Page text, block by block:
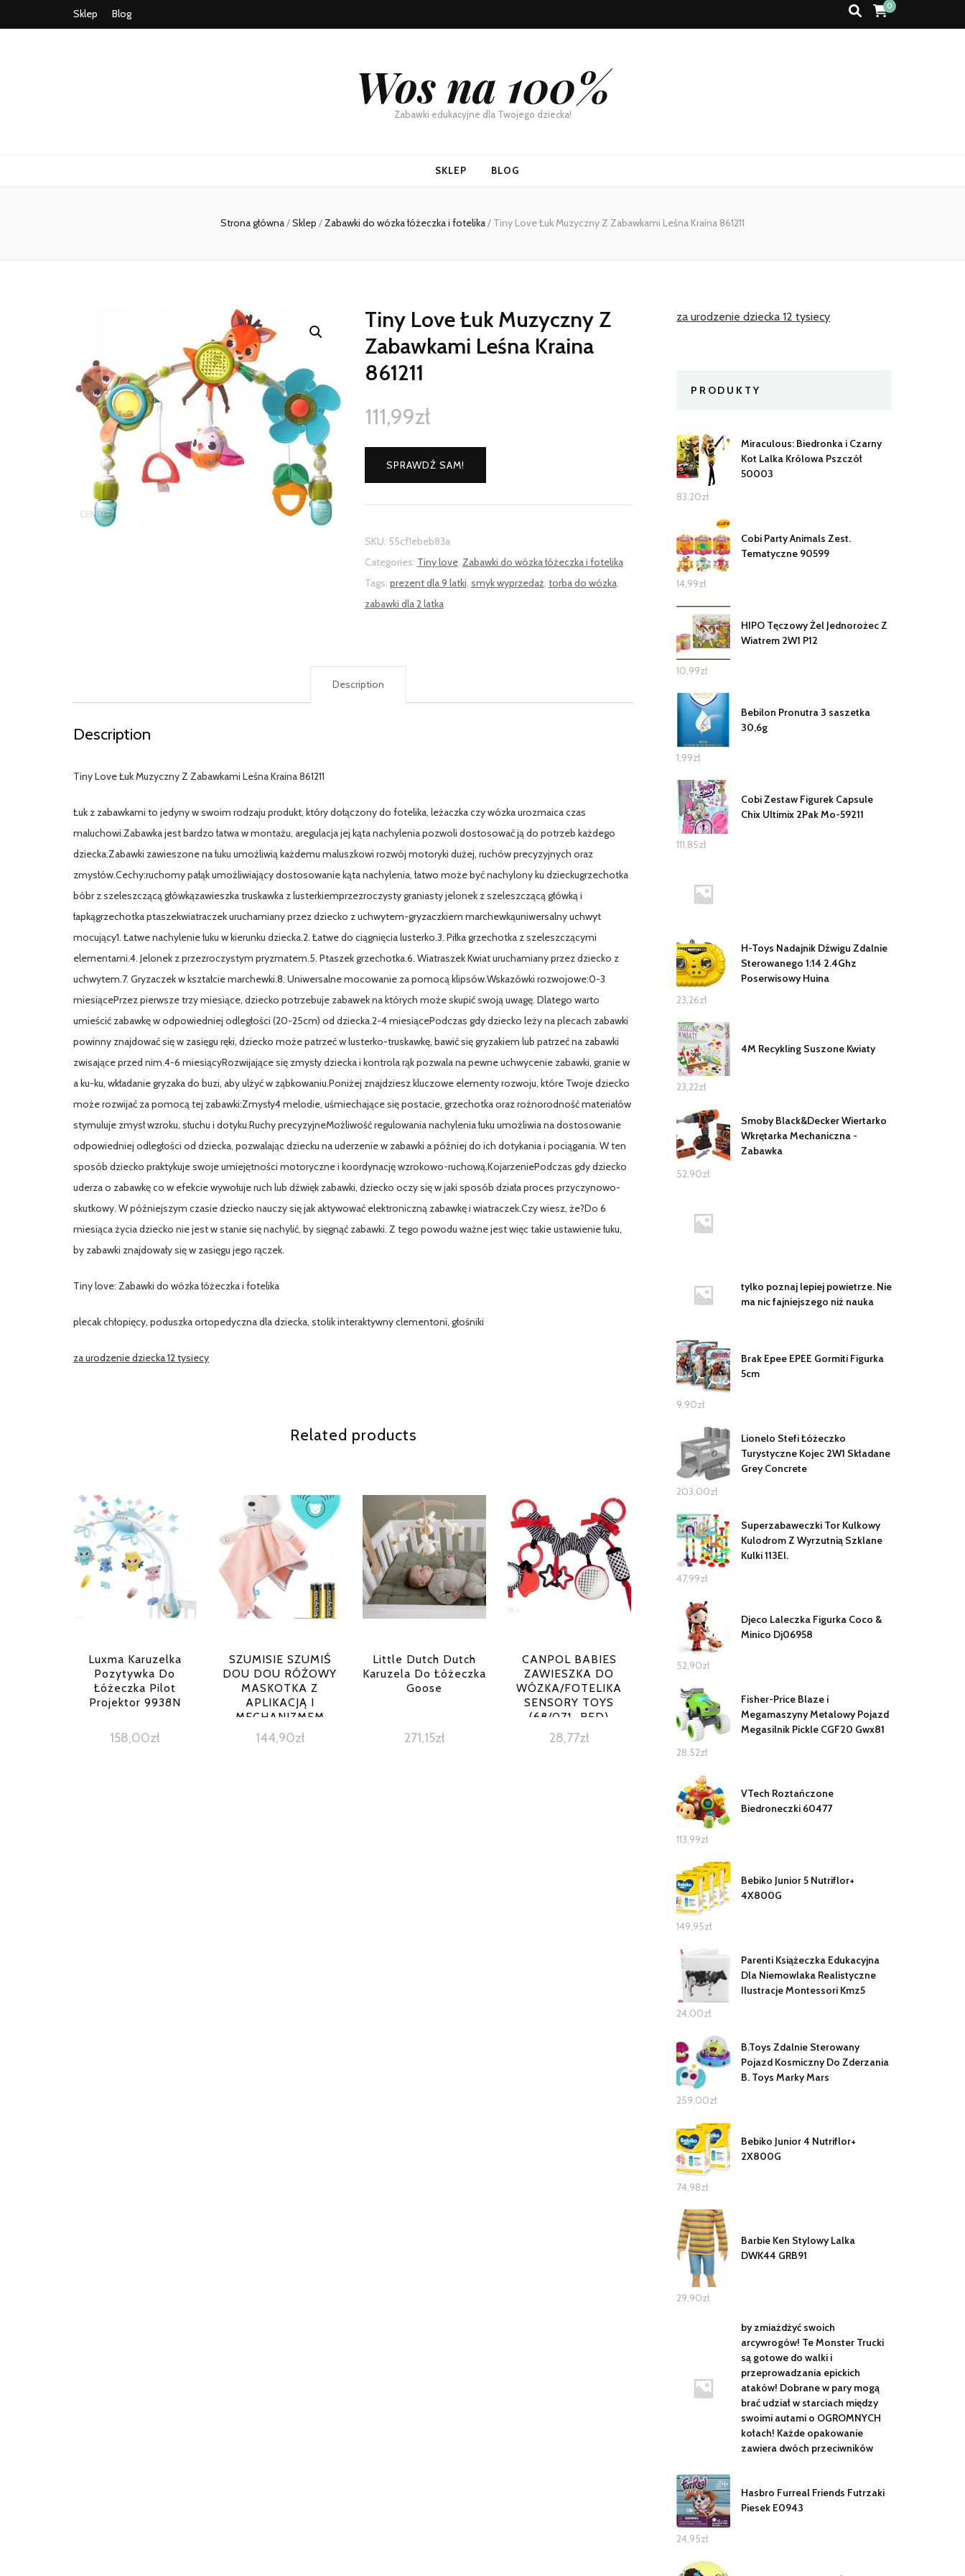
Sklep Blog
0
Wos na 100%
Zabawki edukacyjne dla Twojego dziecka!
SKLEP BLOG
Strona główna/Sklep /Zabawki do wózka łóżeczka i fotelika/ Tiny Love Łuk Muzyczny Z Zabawkami Leśna Kraina 861211
Tiny Love Łuk Muzyczny Z
Zabawkami Leśna Kraina
861211
111,99zł
SPRAWDŹ SAM!
SKU: 55cf1ebeb83a
Categories: Tiny love, Zabawki do wózka łóżeczka i fotelika
Tags: prezent dla 9 latki, smyk wyprzedaż, torba do wózka,
zabawki dla 2 latka
Description
Description
Tiny Love Łuk Muzyczny Z Zabawkami Leśna Kraina 861211
Łuk z zabawkami to jedyny w swoim rodzaju produkt, który dołączony do fotelika, leżaczka czy wózka urozmaica czas
maluchowi.Zabawka jest bardzo łatwa w montażu, aregulacja jej kąta nachylenia pozwoli dostosować ją do potrzeb każdego
dziecka.Zabawki zawieszone na łuku umożliwią każdemu maluszkowi rozwój motoryki dużej, ruchów precyzyjnych oraz
zmysłów.Cechy:ruchomy pałąk umożliwiający dostosowanie kąta nachylenia, łatwo może być nachylony ku dzieckugrzechotka
bóbr z szeleszczącą główkązawieszka truskawka z lusterkiemprzezroczysty graniasty jelonek z szeleszczącą główką i
łapkągrzechotka ptaszekwiatraczek uruchamiany przez dziecko z uchwytem-gryzaczkiem marchewkąuniwersalny uchwyt
mocujący1. Łatwe nachylenie łuku w kierunku dziecka.2. Łatwe do ciągnięcia lusterko.3. Piłka grzechotka z szeleszczącymi
elementami.4. Jelonek z przezroczystym pryzmatem.5. Ptaszek grzechotka.6. Wiatraszek Kwiat uruchamiany przez dziecko z
uchwytem.7. Gryzaczek w kształcie marchewki.8. Uniwersalne mocowanie za pomocą klipsów.Wskazówki rozwojowe:0-3
miesiącePrzez pierwsze trzy miesiące, dziecko potrzebuje zabawek na których może skupić swoją uwagę. Dlatego warto
umieścić zabawkę w odpowiedniej odległości (20-25cm) od dziecka.2-4 miesiącePodczas gdy dziecko leży na plecach zabawki
powinny znajdować się w zasięgu ręki, dziecko może patrzeć w lusterko-truskawkę, bawić się gryzakiem lub patrzeć na zabawki
zwisające przed nim.4-6 miesiącyRozwijające się zmysły dziecka i kontrola rąk pozwala na pewne uchwycenie zabawki, granie w
a ku-ku, wkładanie gryzaka do buzi, aby ulżyć w ząbkowaniu.Poniżej znajdziesz kluczowe elementy rozwoju, które Twoje dziecko
może rozwijać za pomocą tej zabawki:Zmysły4 melodie, uśmiechające się postacie, grzechotka oraz rożnorodność materiałów
stymuluje zmysł wzroku, słuchu i dotyku.Ruchy precyzyjneMożliwość regulowania nachylenia łuku umożliwia na dostosowanie
odpowiedniej odległości od dziecka, pozwalając dziecku na uderzenie w zabawki a później do ich dotykania i pociągania. W ten
sposób dziecko praktykuje swoje umiejętności motoryczne i koordynację wzrokowo-ruchową.KojarzeniePodczas gdy dziecko
uderza o zabawkę co w efekcie wywołuje ruch lub dźwięk zabawki, dziecko oczy się w jaki sposób działa proces przyczynowo-
skutkowy. W późniejszym czasie dziecko nauczy się jak aktywować elektroniczną zabawkę i wiatraczek.Czy wiesz, że?Do 6
miesiąca życia dziecko nie jest w stanie się nachylić, by sięgnąć zabawki. Z tego powodu ważne jest więc takie ustawienie łuku,
by zabawki znajdowały się w zasięgu jego rączek.
Tiny love: Zabawki do wózka łóżeczka i fotelika
plecak chłopięcy, poduszka ortopedyczna dla dziecka, stolik interaktywny clementoni, głośniki
za urodzenie dziecka 12 tysiecy
Related products
Luxma Karuzelka
Pozytywka Do
Łóżeczka Pilot
Projektor 9938N
158,00zł
SZUMISIE SZUMIŚ
DOU DOU RÓŻOWY
MASKOTKA Z
APLIKACJĄ I
MECHANIZMEM
SZUMIĄCYM + 3XAAA
144,90zł
Little Dutch Dutch
Karuzela Do Łóżeczka
Goose
271,15zł
CANPOL BABIES
ZAWIESZKA DO
WÓZKA/FOTELIKA
SENSORY TOYS
(68/071_RED)
28,77zł
za urodzenie dziecka 12 tysiecy
PRODUKTY
Miraculous: Biedronka i Czarny
Kot Lalka Królowa Pszczół
50003
83,20zł
Cobi Party Animals Zest.
Tematyczne 90599
14,99zł
HIPO Tęczowy Żel Jednorożec Z
Wiatrem 2W1 P12
10,99zł
Bebilon Pronutra 3 saszetka
30,6g
1,99zł
Cobi Zestaw Figurek Capsule
Chix Ultimix 2Pak Mo-59211
111,85zł
H-Toys Nadajnik Dźwigu Zdalnie
Sterowanego 1:14 2.4Ghz
Poserwisowy Huina
23,26zł
4M Recykling Suszone Kwiaty
23,22zł
Smoby Black&Decker Wiertarko
Wkrętarka Mechaniczna -
Zabawka
52,90zł
tylko poznaj lepiej powietrze. Nie
ma nic fajniejszego niż nauka
Brak Epee EPEE Gormiti Figurka
5cm
9,90zł
Lionelo Stefi Łóżeczko
Turystyczne Kojec 2W1 Składane
Grey Concrete
203,00zł
Superzabaweczki Tor Kulkowy
Kulodrom Z Wyrzutnią Szklane
Kulki 113El.
47,99zł
Djeco Laleczka Figurka Coco &
Minico Dj06958
52,90zł
Fisher-Price Blaze i
Megamaszyny Metalowy Pojazd
Megasilnik Pickle CGF20 Gwx81
28,52zł
VTech Roztańczone
Biedroneczki 60477
113,99zł
Bebiko Junior 5 Nutriflor+
4X800G
149,95zł
Parenti Książeczka Edukacyjna
Dla Niemowlaka Realistyczne
Ilustracje Montessori Kmz5
24,00zł
B.Toys Zdalnie Sterowany
Pojazd Kosmiczny Do Zderzania
B. Toys Marky Mars
259,00zł
Bebiko Junior 4 Nutriflor+
2X800G
74,98zł
Barbie Ken Stylowy Lalka
DWK44 GRB91
29,90zł
by zmiażdżyć swoich
arcywrogów! Te Monster Trucki
są gotowe do walki i
przeprowadzania epickich
ataków! Dobrane w pary mogą
brać udział w starciach między
swoimi autami o OGROMNYCH
kołach! Każde opakowanie
zawiera dwóch przeciwników
Hasbro Furreal Friends Futrzaki
Piesek E0943
24,95zł